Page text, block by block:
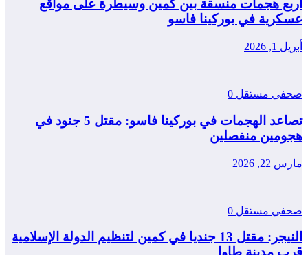
أربع هجمات منسقة بين كمين وسيطرة على مواقع
عسكرية في بوركينا فاسو
أبريل 1, 2026
صحفي مستقل 0
تصاعد الهجمات في بوركينا فاسو: مقتل 5 جنود في
هجومين منفصلين
مارس 22, 2026
صحفي مستقل 0
النيجر: مقتل 13 جنديا في كمين لتنظيم الدولة الإسلامية
قرب مدينة طاوا